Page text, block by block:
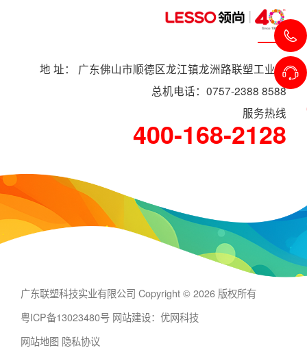
地 址： 广东佛山市顺德区龙江镇龙洲路联塑工业村
总机电话：0757-2388 8588
服务热线
400-168-2128
广东联塑科技实业有限公司 Copyright © 2026 版权所有
粤ICP备13023480号 网站建设：优网科技
网站地图 隐私协议